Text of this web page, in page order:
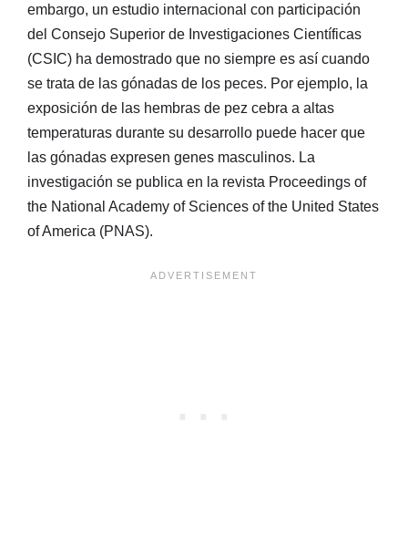
embargo, un estudio internacional con participación
del Consejo Superior de Investigaciones Científicas
(CSIC) ha demostrado que no siempre es así cuando
se trata de las gónadas de los peces. Por ejemplo, la
exposición de las hembras de pez cebra a altas
temperaturas durante su desarrollo puede hacer que
las gónadas expresen genes masculinos. La
investigación se publica en la revista Proceedings of
the National Academy of Sciences of the United States
of America (PNAS).